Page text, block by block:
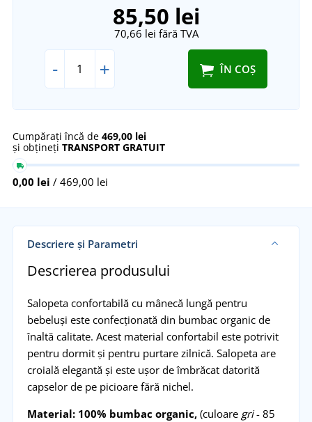
85,50 lei
70,66 lei fără TVA
- + ÎN COȘ
Cumpărați încă de 469,00 lei
și obțineți TRANSPORT GRATUIT
0,00 lei / 469,00 lei
Descriere și Parametri
Descrierea produsului
Salopeta confortabilă cu mânecă lungă pentru
bebeluși este confecționată din bumbac organic de
înaltă calitate. Acest material confortabil este potrivit
pentru dormit și pentru purtare zilnică. Salopeta are
croială elegantă și este ușor de îmbrăcat datorită
capselor de pe picioare fără nichel.
Material: 100% bumbac organic, (culoare gri- 85